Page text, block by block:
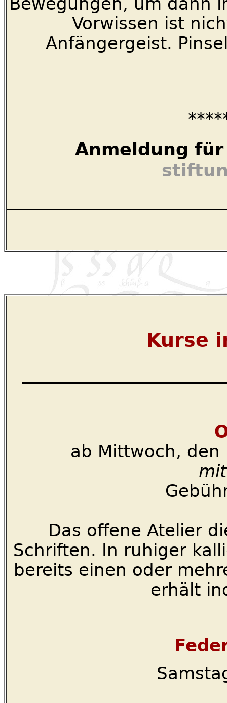
Vorwissen ist
Anfängergeist.
Anmeldung
Kurse
ab Mittwoch,
Das offene Atelier
Schriften. In ruhiger
bereits einen oder
erhält